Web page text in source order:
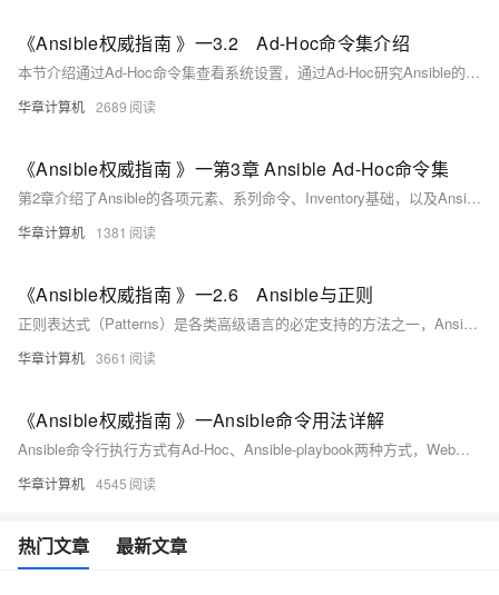
《Ansible权威指南 》一3.2 Ad-Hoc命令集介绍
本节介绍通过Ad-Hoc命令集查看系统设置，通过Ad-Hoc研究Ansible的并发特性，通过Ad-Hoc研究Ansible的模块使用。俗话说，磨刀不误砍柴工。开始之前做一些简单的初始化检查，如系统时间正确与否、磁盘容量是否充足等，是很有必要的。
华章计算机 2689
《Ansible权威指南 》一第3章 Ansible Ad-Hoc命令集
第2章介绍了Ansible的各项元素、系列命令、Inventory基础，以及Ansible与正则的结合使用，这些内容是掌握Ansible的基础，请务必熟练掌握。在前两章的基础上，本章为大家介绍Ansible Ad-Hoc命令集，通过模拟真实的企业案例和应用场景更深入地了解Ansible。
华章计算机 1381
《Ansible权威指南 》一2.6 Ansible与正则
正则表达式（Patterns）是各类高级语言的必定支持的方法之一，Ansible也不例外。其Patterns功能等同于正则表达式，语法使用也和正则类同，这大大便利了运维的使用。其对于Ansible的灵活性有着极大贡献，该功能同样支持Ansible-playbook。其用法也非常简单。
华章计算机 3661
《Ansible权威指南 》一Ansible命令用法详解
Ansible命令行执行方式有Ad-Hoc、Ansible-playbook两种方式，Web化执行方式其官方提供了付费产品Tower（10台以内免费），个人的话可以基于其提供的API开发类似的Web化产品。
华章计算机 4545
热门文章 最新文章